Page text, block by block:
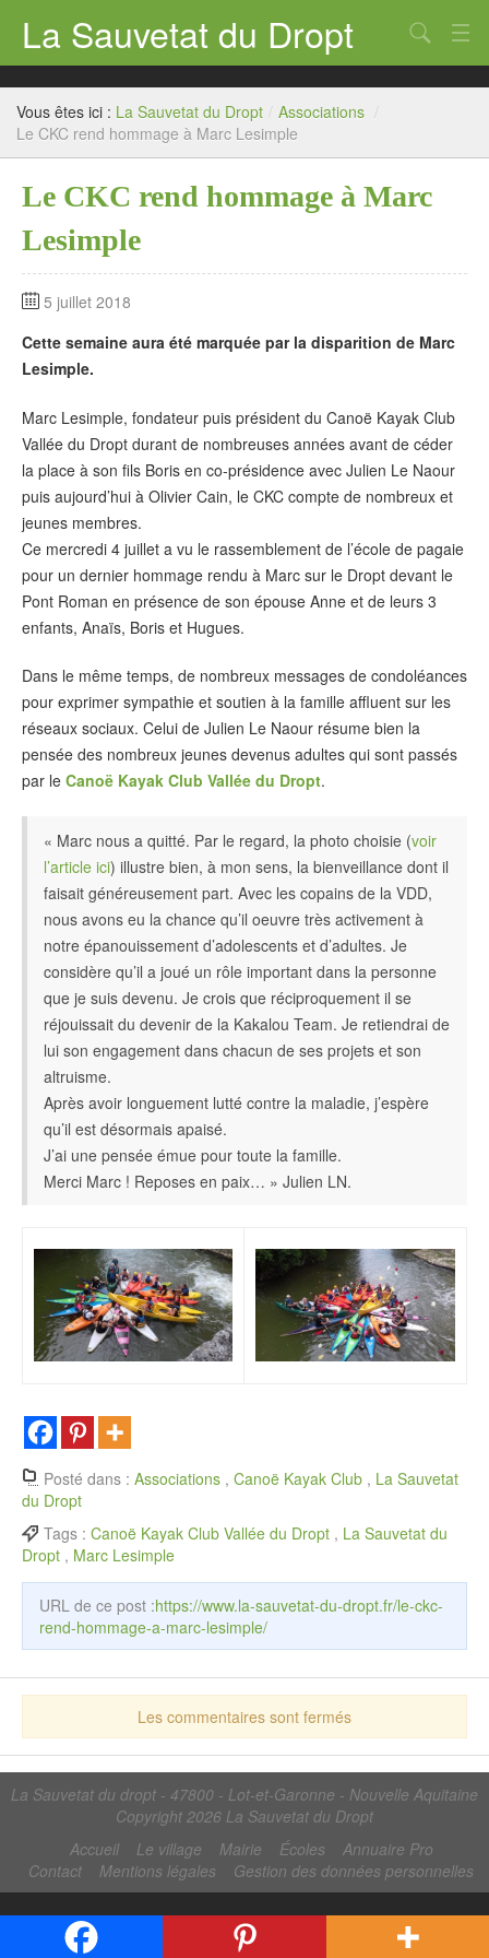
La Sauvetat du Dropt
Accueil
Mairie
Archives
Chercher
Vous êtes ici : La Sauvetat du Dropt / Associations /
Le CKC rend hommage à Marc Lesimple
Le CKC rend hommage à Marc
Lesimple
5 juillet 2018
Cette semaine aura été marquée par la disparition de Marc
Lesimple.
Marc Lesimple, fondateur puis président du Canoë Kayak Club
Vallée du Dropt durant de nombreuses années avant de céder
la place à son fils Boris en co-présidence avec Julien Le Naour
puis aujourd’hui à Olivier Cain, le CKC compte de nombreux et
jeunes membres.
Ce mercredi 4 juillet a vu le rassemblement de l’école de pagaie
pour un dernier hommage rendu à Marc sur le Dropt devant le
Pont Roman en présence de son épouse Anne et de leurs 3
enfants, Anaïs, Boris et Hugues.
Dans le même temps, de nombreux messages de condoléances
pour exprimer sympathie et soutien à la famille affluent sur les
réseaux sociaux. Celui de Julien Le Naour résume bien la
pensée des nombreux jeunes devenus adultes qui sont passés
par le Canoë Kayak Club Vallée du Dropt.
« Marc nous a quitté. Par le regard, la photo choisie (voir
l’article ici) illustre bien, à mon sens, la bienveillance dont il
faisait généreusement part. Avec les copains de la VDD,
nous avons eu la chance qu’il oeuvre très activement à
notre épanouissement d’adolescents et d’adultes. Je
considère qu’il a joué un rôle important dans la personne
que je suis devenu. Je crois que réciproquement il se
réjouissait du devenir de la Kakalou Team. Je retiendrai de
lui son engagement dans chacun de ses projets et son
altruisme.
Après avoir longuement lutté contre la maladie, j’espère
qu’il est désormais apaisé.
J’ai une pensée émue pour toute la famille.
Merci Marc ! Reposes en paix… » Julien LN.
Posté dans : Associations , Canoë Kayak Club , La Sauvetat
du Dropt
Tags : Canoë Kayak Club Vallée du Dropt , La Sauvetat du
Dropt , Marc Lesimple
URL de ce post :https://www.la-sauvetat-du-dropt.fr/le-ckc-
rend-hommage-a-marc-lesimple/
Les commentaires sont fermés
La Sauvetat du dropt - 47800 - Lot-et-Garonne - Nouvelle Aquitaine
Copyright 2026 La Sauvetat du Dropt
Accueil
Le village Mairie Écoles
Annuaire Pro
Contact
Mentions légales Gestion des données personnelles